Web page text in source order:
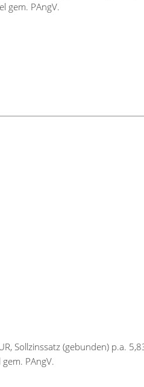
gem. PAngV.
Sollzinssatz (gebunden) p.a.
PAngV.